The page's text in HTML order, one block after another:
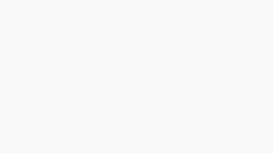
des Alltags etwas herunterzufahren, fasst gute
Rolle.